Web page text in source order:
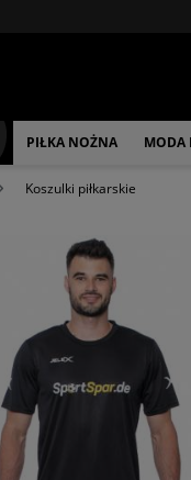
PIŁKA NOŻNA MODA
Koszulki piłkarskie